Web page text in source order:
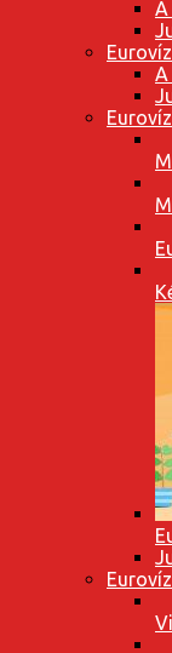
A
A